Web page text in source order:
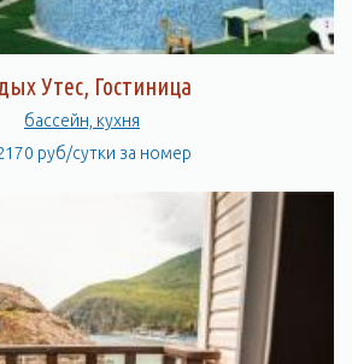
Утес, Гостиница
бассейн, кухня
руб/сутки за номер